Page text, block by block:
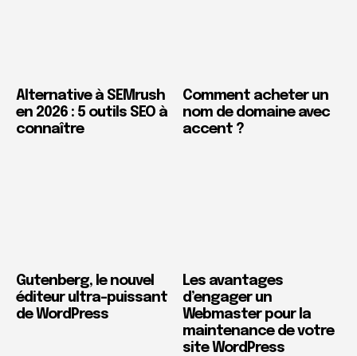
Alternative à SEMrush
en 2026 : 5 outils SEO à
connaître
Comment acheter un
nom de domaine avec
accent ?
Gutenberg, le nouvel
éditeur ultra-puissant
de WordPress
Les avantages
d’engager un
Webmaster pour la
maintenance de votre
site WordPress